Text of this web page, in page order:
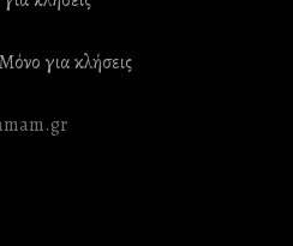
για κλήσεις